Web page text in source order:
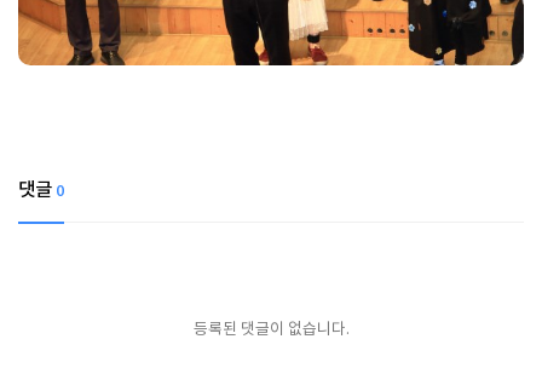
댓글 0
등록된 댓글이 없습니다.